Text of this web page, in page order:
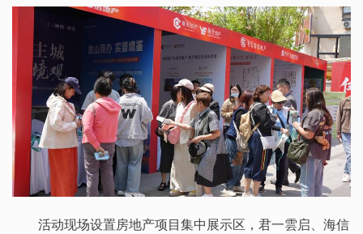
活动现场设置房地产项目集中展示区，君一雲启、海信